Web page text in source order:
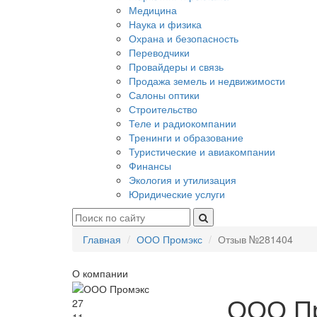
Медицина
Наука и физика
Охрана и безопасность
Переводчики
Провайдеры и связь
Продажа земель и недвижимости
Салоны оптики
Строительство
Теле и радиокомпании
Тренинги и образование
Туристические и авиакомпании
Финансы
Экология и утилизация
Юридические услуги
Главная ООО Промэкс Отзыв №281404
О компании
27
ООО